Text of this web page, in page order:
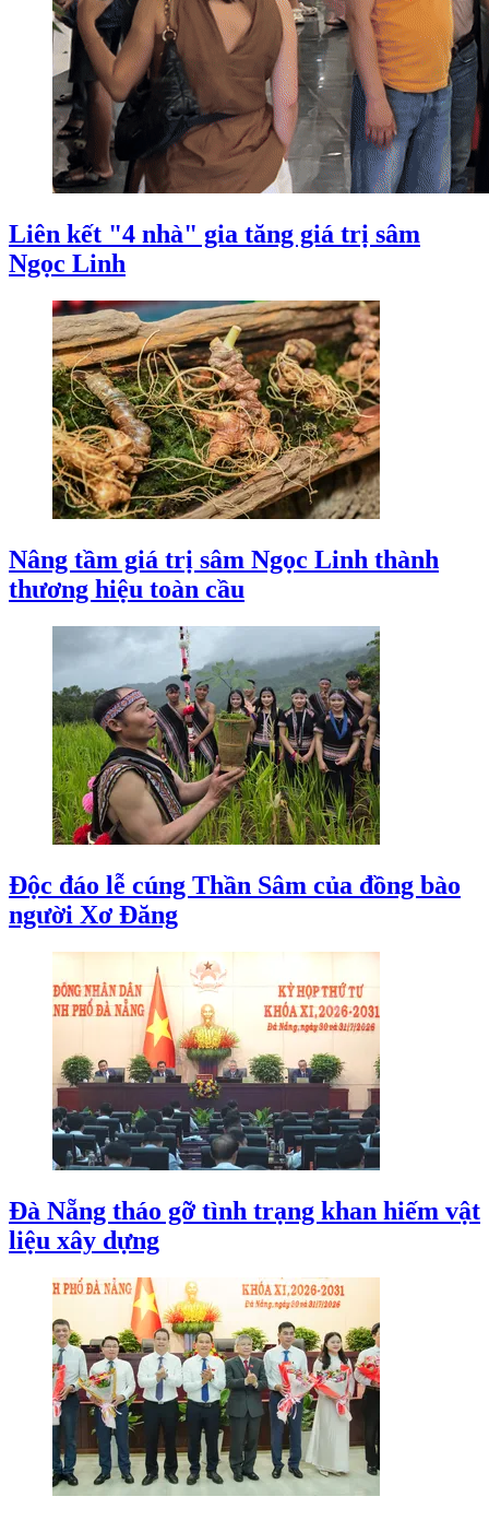
Liên kết "4 nhà" gia tăng giá trị sâm
Ngọc Linh
Nâng tầm giá trị sâm Ngọc Linh thành
thương hiệu toàn cầu
Độc đáo lễ cúng Thần Sâm của đồng bào
người Xơ Đăng
Đà Nẵng tháo gỡ tình trạng khan hiếm vật
liệu xây dựng